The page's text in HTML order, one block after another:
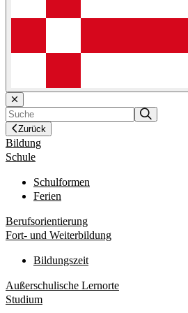
Zurück
Bildung
Schule
Schulformen
Ferien
Berufsorientierung
Fort- und Weiterbildung
Bildungszeit
Außerschulische Lernorte
Studium